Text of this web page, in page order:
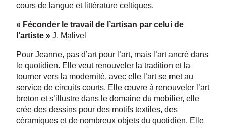
cours de langue et littérature celtiques.
« Féconder le travail de l’artisan par celui de
l’artiste » J. Malivel
Pour Jeanne, pas d’art pour l’art, mais l’art ancré dans
le quotidien. Elle veut renouveler la tradition et la
tourner vers la modernité, avec elle l’art se met au
service de circuits courts. Elle œuvre à renouveler l’art
breton et s’illustre dans le domaine du mobilier, elle
crée des dessins pour des motifs textiles, des
céramiques et de nombreux objets du quotidien. Elle